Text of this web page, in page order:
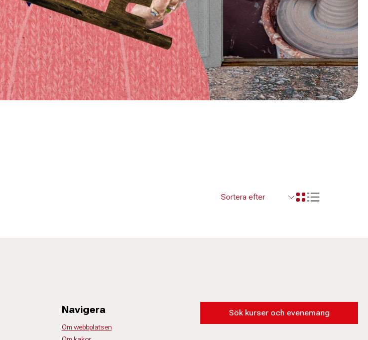
Visa resultaten i ett
Visa resultaten
Navigera
Om webbplatsen
Sök kurser och evenemang